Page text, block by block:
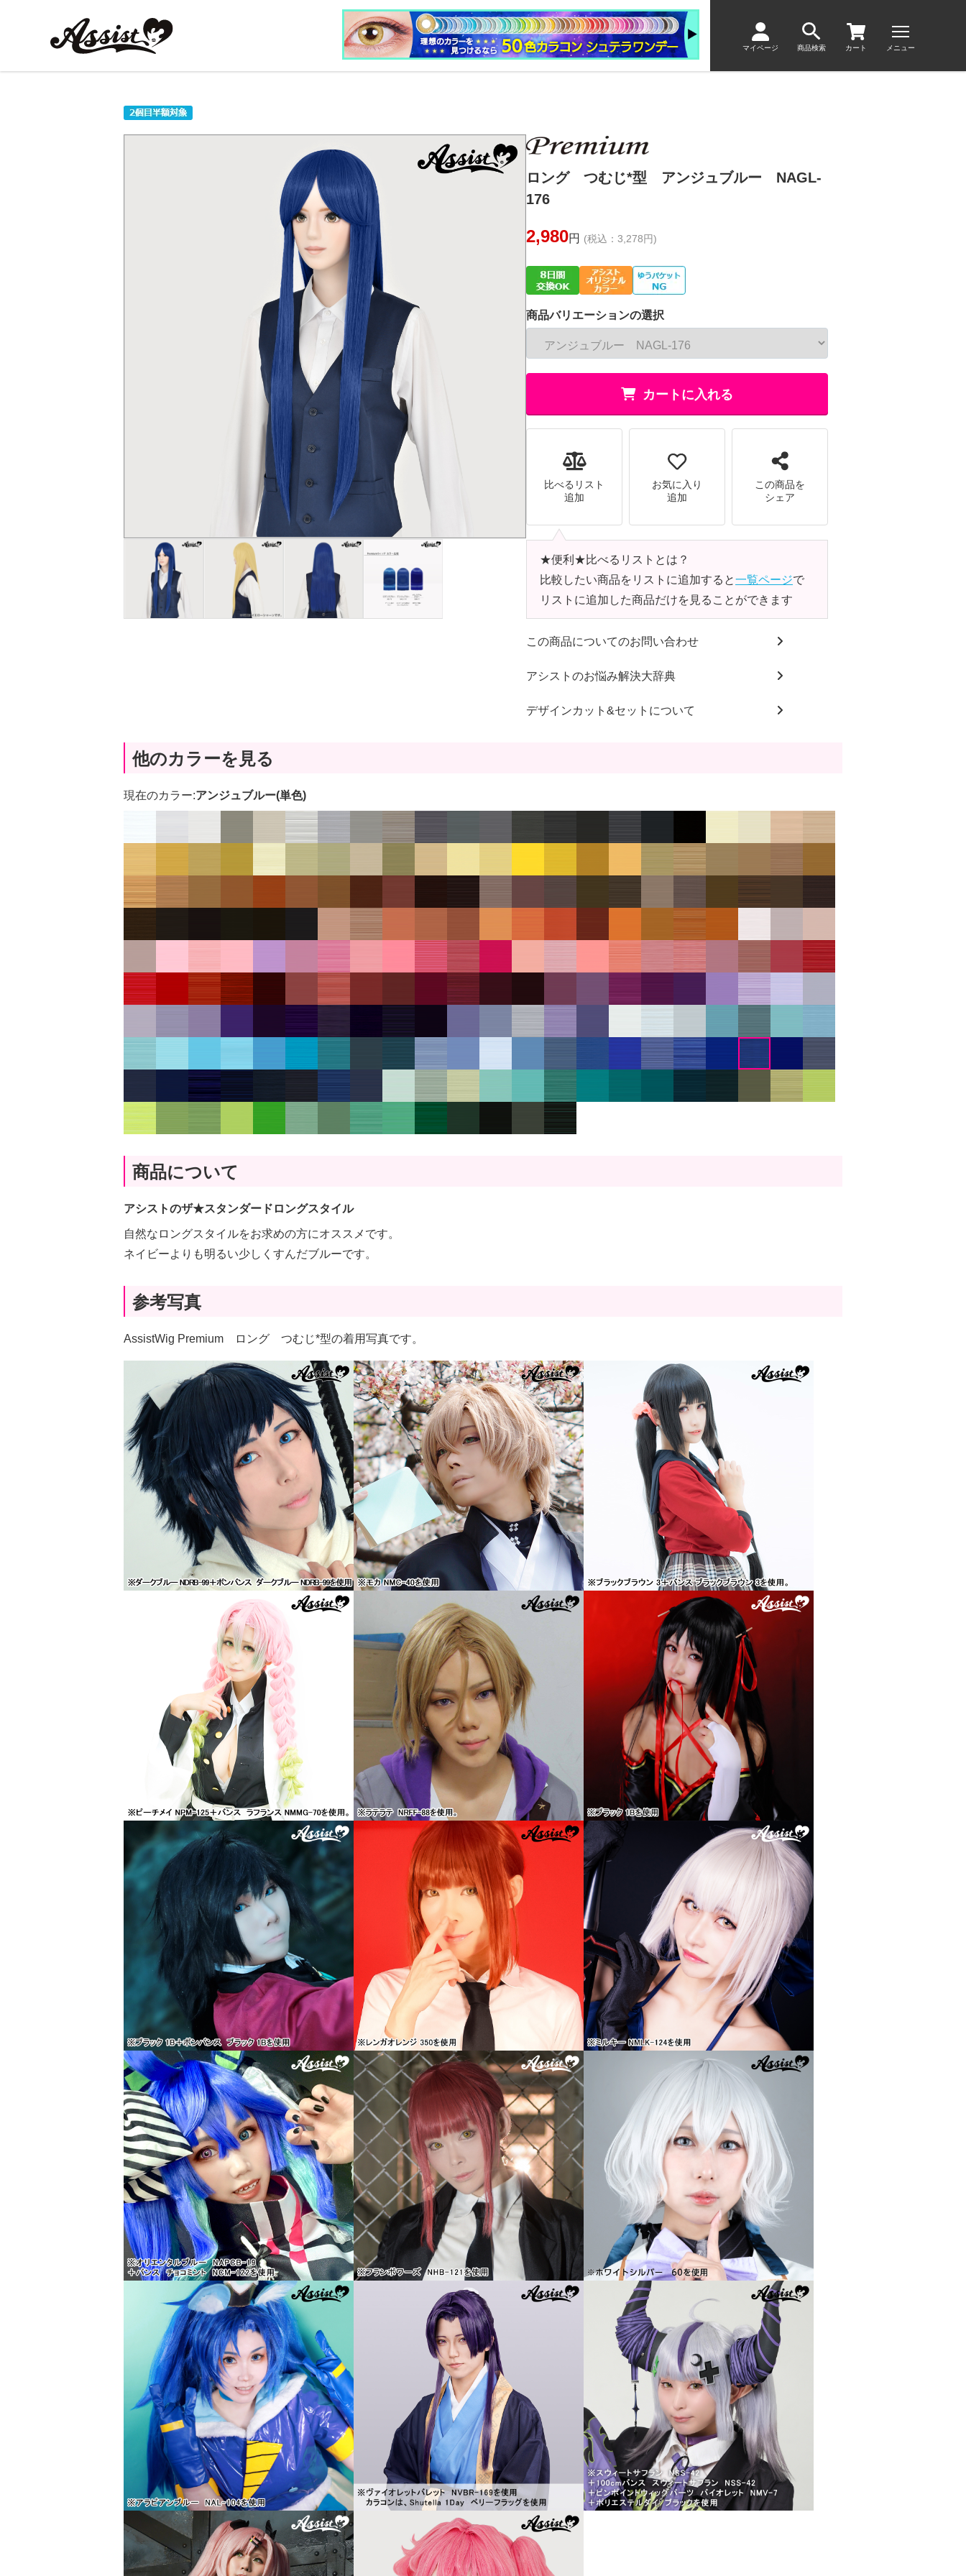
マイページ 商品検索 カート メニュー
ロング つむじ*型 アンジュブルー NAGL-
176
2,980円 (税込：3,278円)
商品バリエーションの選択
カートに入れる
比べるリスト
追加
お気に入り
追加
この商品を
シェア
★便利★比べるリストとは？
比較したい商品をリストに追加すると一覧ページで
リストに追加した商品だけを見ることができます
この商品についてのお問い合わせ
アシストのお悩み解決大辞典
デザインカット&セットについて
他のカラーを見る
現在のカラー:アンジュブルー(単色)
商品について
アシストのザ★スタンダードロングスタイル
自然なロングスタイルをお求めの方にオススメです。
ネイビーよりも明るい少しくすんだブルーです。
参考写真
AssistWig Premium ロング つむじ*型の着用写真です。